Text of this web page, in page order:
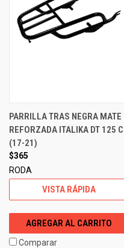
PARRILLA TRAS NEGRA MATE
REFORZADA ITALIKA DT 125 C
(17-21)
$365
RODA
VISTA RÁPIDA
AGREGAR AL CARRITO
Comparar